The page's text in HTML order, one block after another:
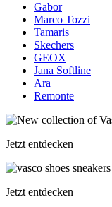
Gabor
Marco Tozzi
Tamaris
Skechers
GEOX
Jana Softline
Ara
Remonte
Jetzt entdecken
Jetzt entdecken